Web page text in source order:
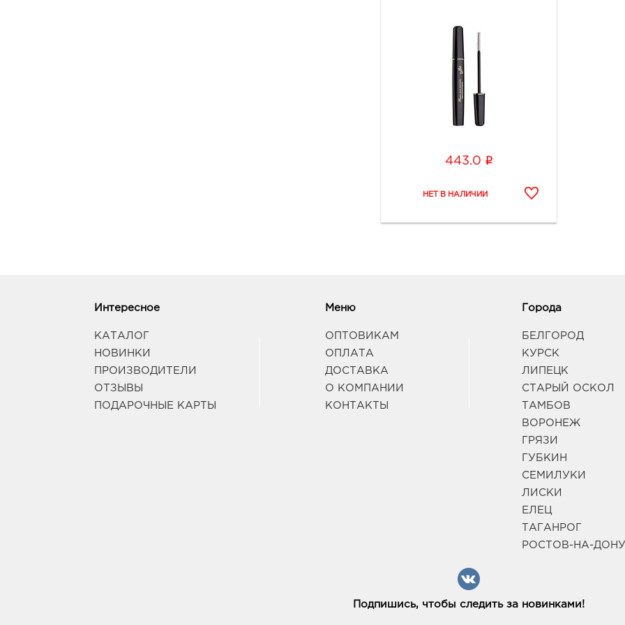
443.0 i
Интересное
КАТАЛОГ
НОВИНКИ
ПРОИЗВОДИТЕЛИ
ОТЗЫВЫ
ПОДАРОЧНЫЕ КАРТЫ
Меню
ОПТОВИКАМ
ОПЛАТА
ДОСТАВКА
О КОМПАНИИ
КОНТАКТЫ
Города
БЕЛГОРОД
КУРСК
ЛИПЕЦК
СТАРЫЙ ОСКОЛ
ТАМБОВ
ВОРОНЕЖ
ГРЯЗИ
ГУБКИН
СЕМИЛУКИ
ЛИСКИ
ЕЛЕЦ
ТАГАНРОГ
РОСТОВ-НА-ДОНУ
Подпишись, чтобы следить за новинками!